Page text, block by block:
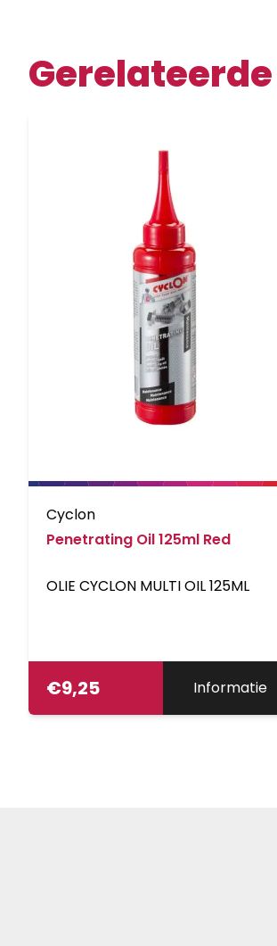
Cyclon
Penetrating Oil 125ml Red
OLIE CYCLON MULTI OIL 125ML
€9,25 Informatie